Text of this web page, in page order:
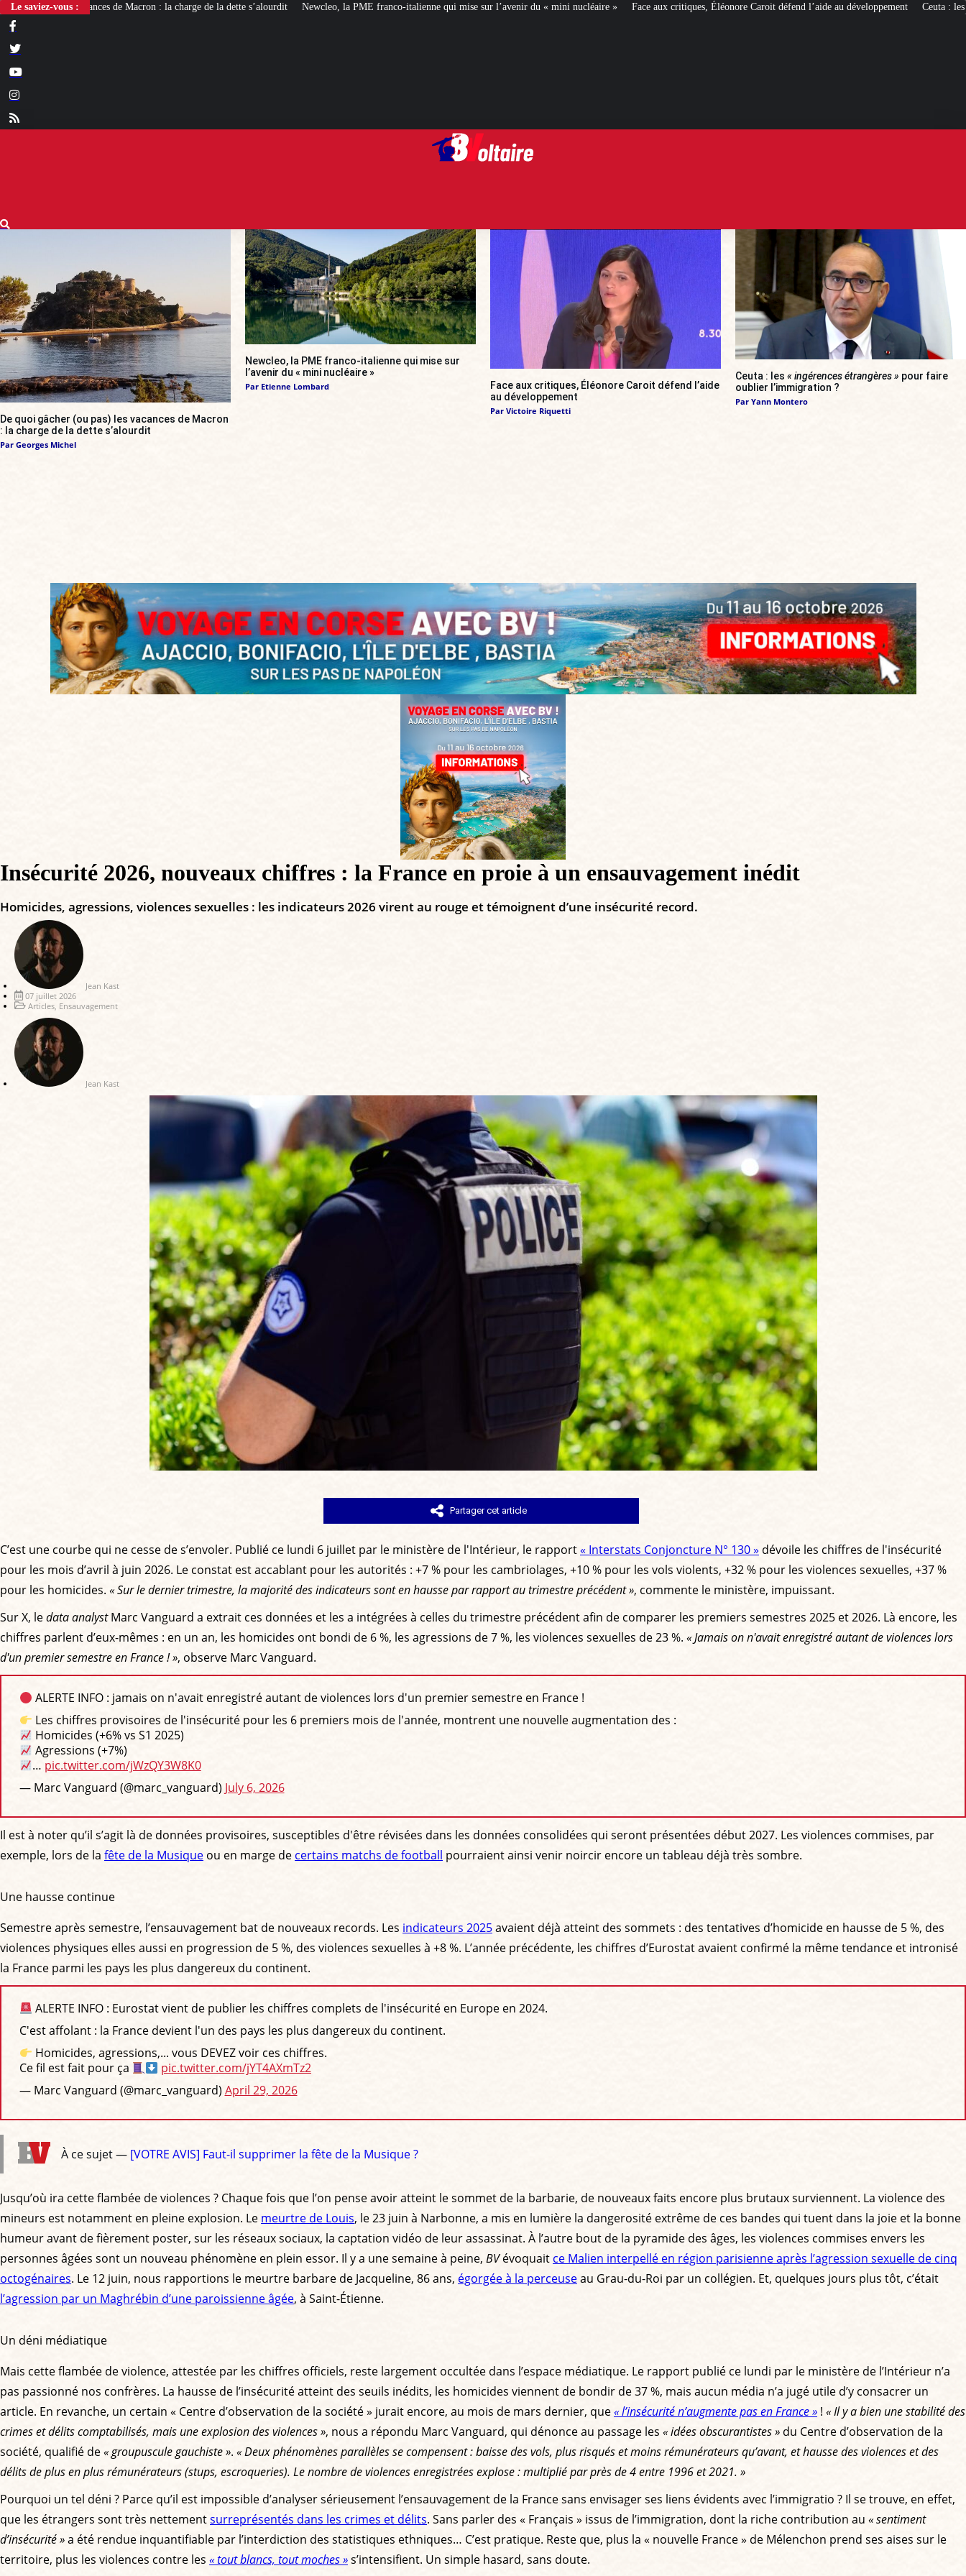
Le saviez-vous :
Macron : la charge de la dette s’alourdit Newcleo, la PME franco-italienne qui mise sur l’avenir du « mini nucléaire » Face aux critiques, Éléonore Caroit défend l’aide au développement Ceuta : les « ingérences étrangères »
De quoi gâcher (ou pas) les vacances de Macron
: la charge de la dette s’alourdit
Par Georges Michel
Newcleo, la PME franco-italienne qui mise sur
l’avenir du « mini nucléaire »
Par Etienne Lombard
Face aux critiques, Éléonore Caroit défend l’aide
au développement
Par Victoire Riquetti
Ceuta : les « ingérences étrangères » pour faire
oublier l’immigration ?
Par Yann Montero
Insécurité 2026, nouveaux chiffres : la France en proie à un ensauvagement inédit
Homicides, agressions, violences sexuelles : les indicateurs 2026 virent au rouge et témoignent d’une insécurité record.
Jean Kast
07 juillet 2026
Articles, Ensauvagement
Jean Kast
Partager cet article
C’est une courbe qui ne cesse de s’envoler. Publié ce lundi 6 juillet par le ministère de l'Intérieur, le rapport« Interstats Conjoncture N° 130 » dévoile les chiffres de l'insécurité
pour les mois d’avril à juin 2026. Le constat est accablant pour les autorités : +7 % pour les cambriolages, +10 % pour les vols violents, +32 % pour les violences sexuelles, +37 %
pour les homicides. « Sur le dernier trimestre, la majorité des indicateurs sont en hausse par rapport au trimestre précédent », commente le ministère, impuissant.
Sur X, ledata analystMarc Vanguard a extrait ces données et les a intégrées à celles du trimestre précédent afin de comparer les premiers semestres 2025 et 2026. Là encore, les
chiffres parlent d’eux-mêmes : en un an, les homicides ont bondi de 6 %, les agressions de 7 %, les violences sexuelles de 23 %. « Jamais on n'avait enregistré autant de violences lors
d'un premier semestre en France ! », observe Marc Vanguard.
ALERTE INFO : jamais on n'avait enregistré autant de violences lors d'un premier semestre en France !
Les chiffres provisoires de l'insécurité pour les 6 premiers mois de l'année, montrent une nouvelle augmentation des :
Homicides (+6% vs S1 2025)
Agressions (+7%)
… pic.twitter.com/jWzQY3W8K0
— Marc Vanguard (@marc_vanguard) July 6, 2026
Il est à noter qu’il s’agit là de données provisoires, susceptibles d'être révisées dans les données consolidées qui seront présentées début 2027. Les violences commises, par
exemple, lors de la fête de la Musique ou en marge decertains matchs de football pourraient ainsi venir noircir encore un tableau déjà très sombre.
Une hausse continue
Semestre après semestre, l’ensauvagement bat de nouveaux records. Les indicateurs 2025avaient déjà atteint des sommets : des tentatives d’homicide en hausse de 5 %, des
violences physiques elles aussi en progression de 5 %, des violences sexuelles à +8 %. L’année précédente, les chiffres d’Eurostat avaient confirmé la même tendance et intronisé
la France parmi les pays les plus dangereux du continent.
ALERTE INFO : Eurostat vient de publier les chiffres complets de l'insécurité en Europe en 2024.
C'est affolant : la France devient l'un des pays les plus dangereux du continent.
Homicides, agressions,... vous DEVEZ voir ces chiffres.
Ce fil est fait pour ça
pic.twitter.com/jYT4AXmTz2
— Marc Vanguard (@marc_vanguard) April 29, 2026
À ce sujet — [VOTRE AVIS] Faut-il supprimer la fête de la Musique ?
Jusqu’où ira cette flambée de violences ? Chaque fois que l’on pense avoir atteint le sommet de la barbarie, de nouveaux faits encore plus brutaux surviennent. La violence des
mineurs est notamment en pleine explosion. Le meurtre de Louis, le 23 juin à Narbonne, a mis en lumière la dangerosité extrême de ces bandes qui tuent dans la joie et la bonne
humeur avant de fièrement poster, sur les réseaux sociaux, la captation vidéo de leur assassinat. À l’autre bout de la pyramide des âges, les violences commises envers les
personnes âgées sont un nouveau phénomène en plein essor. Il y a une semaine à peine, BVévoquait ce Malien interpellé en région parisienne après l’agression sexuelle de cinq
octogénaires. Le 12 juin, nous rapportions le meurtre barbare de Jacqueline, 86 ans, égorgée à la perceuseau Grau-du-Roi par un collégien. Et, quelques jours plus tôt, c’était
l’agression par un Maghrébin d’une paroissienne âgée, à Saint-Étienne.
Un déni médiatique
Mais cette flambée de violence, attestée par les chiffres officiels, reste largement occultée dans l’espace médiatique. Le rapport publié ce lundi par le ministère de l’Intérieur n’a
pas passionné nos confrères. La hausse de l’insécurité atteint des seuils inédits, les homicides viennent de bondir de 37 %, mais aucun média n’a jugé utile d’y consacrer un
article. En revanche, un certain « Centre d’observation de la société » jurait encore, au mois de mars dernier, que« l’insécurité n’augmente pas en France » ! « Il y a bien une stabilité des
crimes et délits comptabilisés, mais une explosion des violences », nous a répondu Marc Vanguard, qui dénonce au passage les « idées obscurantistes » du Centre d’observation de la
société, qualifié de« groupuscule gauchiste ». « Deux phénomènes parallèles se compensent : baisse des vols, plus risqués et moins rémunérateurs qu’avant, et hausse des violences et des
délits de plus en plus rémunérateurs (stups, escroqueries). Le nombre de violences enregistrées explose : multiplié par près de 4 entre 1996 et 2021. »
Pourquoi un tel déni ? Parce qu’il est impossible d’analyser sérieusement l’ensauvagement de la France sans envisager ses liens évidents avec l’immigratio ? Il se trouve, en effet,
que les étrangers sont très nettementsurreprésentés dans les crimes et délits. Sans parler des « Français » issus de l’immigration, dont la riche contribution au « sentiment
d’insécurité »a été rendue inquantifiable par l’interdiction des statistiques ethniques… C’est pratique. Reste que, plus la « nouvelle France » de Mélenchon prend ses aises sur le
territoire, plus les violences contre les « tout blancs, tout moches »s’intensifient. Un simple hasard, sans doute.